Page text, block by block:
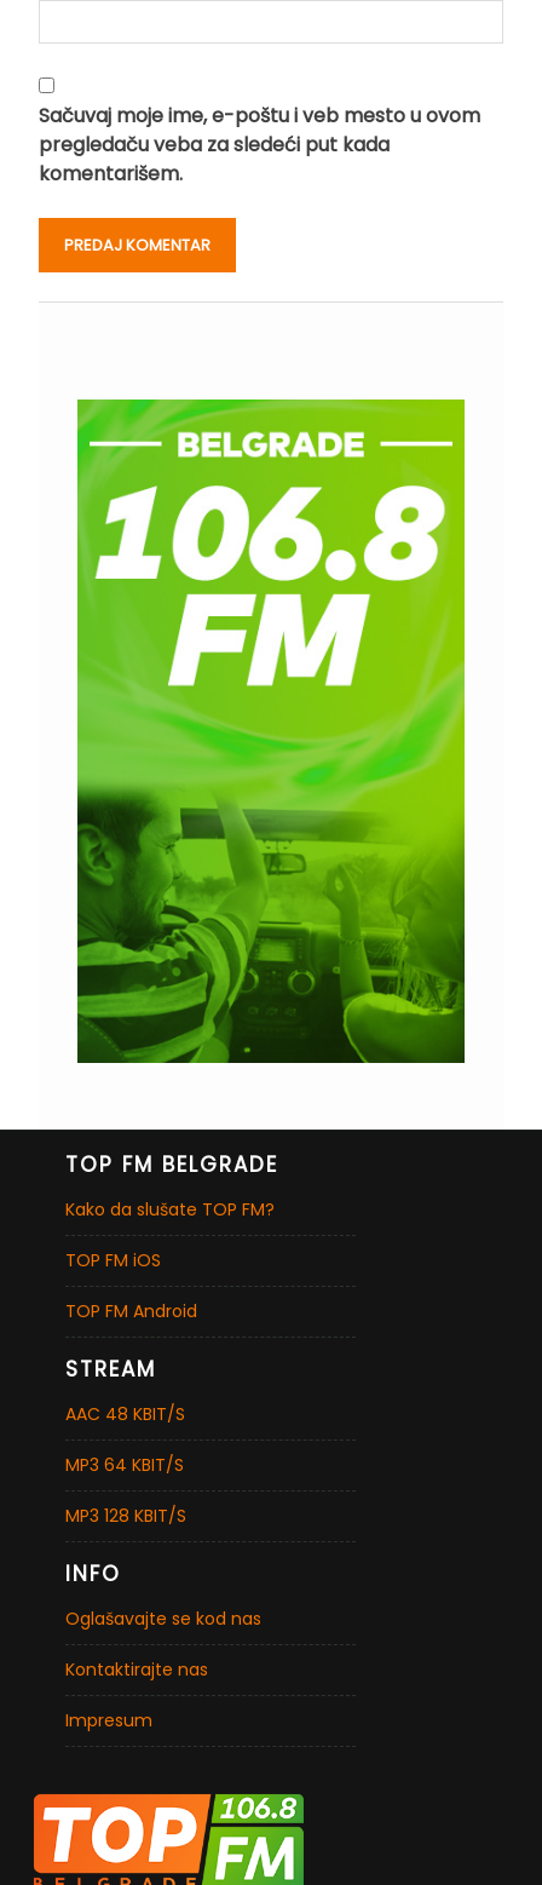
Sačuvaj moje ime, e-poštu i veb mesto u ovom
pregledaču veba za sledeći put kada
komentarišem.
TOP FM BELGRADE
Kako da slušate TOP FM?
TOP FM iOS
TOP FM Android
STREAM
AAC 48 KBIT/S
MP3 64 KBIT/S
MP3 128 KBIT/S
INFO
Oglašavajte se kod nas
Kontaktirajte nas
Impresum